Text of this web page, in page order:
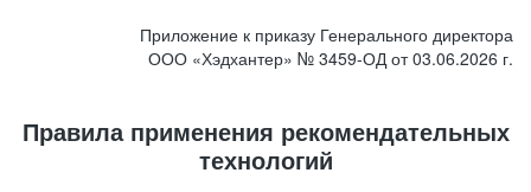
Приложение к приказу Генерального директора
ООО «Хэдхантер» № 3459-ОД от 03.06.2026 г.
Правила применения рекомендательных
технологий